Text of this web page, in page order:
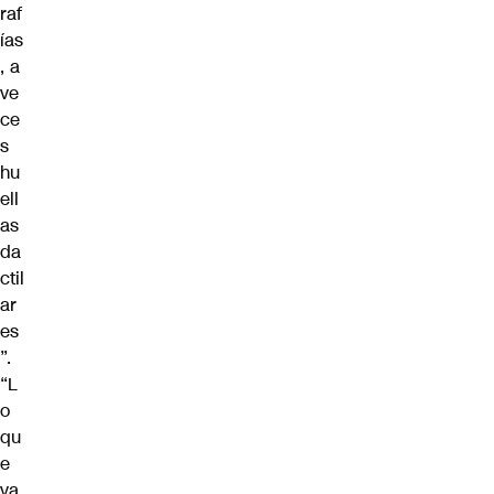
raf
ías
, a
ve
ce
s
hu
ell
as
da
ctil
ar
es
”.
“L
o
qu
e